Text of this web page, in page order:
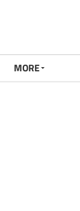
MORE